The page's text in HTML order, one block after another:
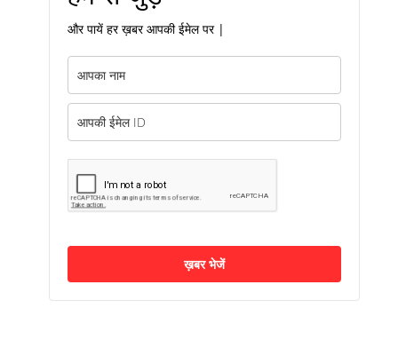
और पायें हर ख़बर आपकी ईमेल पर |
ख़बर भेजें